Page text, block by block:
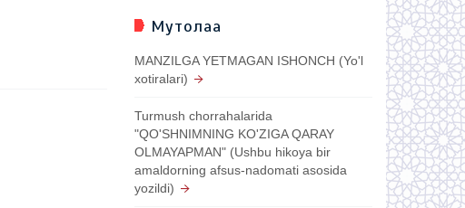
Мутолаа
MANZILGA YETMAGAN ISHONCH (Yo'l
xotiralari)
Turmush chorrahalarida
"QO'SHNIMNING KO'ZIGA QARAY
OLMAYAPMAN" (Ushbu hikoya bir
amaldorning afsus-nadomati asosida
yozildi)